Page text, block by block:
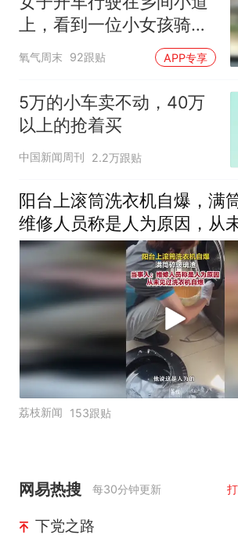
上，看到一位小女孩骑着
羊行走，网友：潇洒自在
氧气周末 92跟贴 APP专享
5万的小车卖不动，40万
以上的抢着买
中国新闻周刊 2.2万跟贴
阳台上滚筒洗衣机自爆，满
维修人员称是人为原因，从
自爆
荔枝新闻 153跟贴
网易热搜 每30分钟更新
下党之路